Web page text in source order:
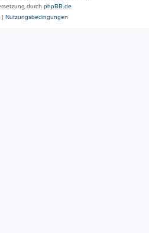
durch phpBB.de
| Nutzungsbedingungen